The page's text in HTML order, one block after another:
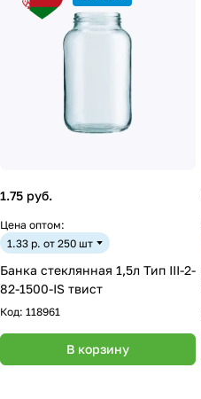
1.75 руб.
Цена оптом:
1.33 р. от 250 шт
Банка стеклянная 1,5л Тип III-2-
82-1500-IS твист
Код: 118961
В корзину